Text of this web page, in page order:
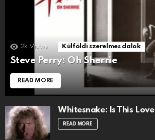
2k Views Külföldi szerelmes dalok
Steve Perry: Oh Sherrie
READ MORE
Whitesnake: Is This Love
READ MORE